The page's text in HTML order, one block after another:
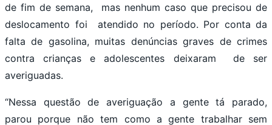
de fim de semana, mas nenhum caso que precisou de
deslocamento foi atendido no período. Por conta da
falta de gasolina, muitas denúncias graves de crimes
contra crianças e adolescentes deixaram de ser
averiguadas.
“Nessa questão de averiguação a gente tá parado,
parou porque não tem como a gente trabalhar sem